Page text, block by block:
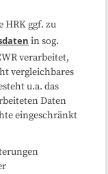
HRK ggf. zu
in sog.
verarbeitet,
vergleichbares
u.a. das
Daten
eingeschränkt